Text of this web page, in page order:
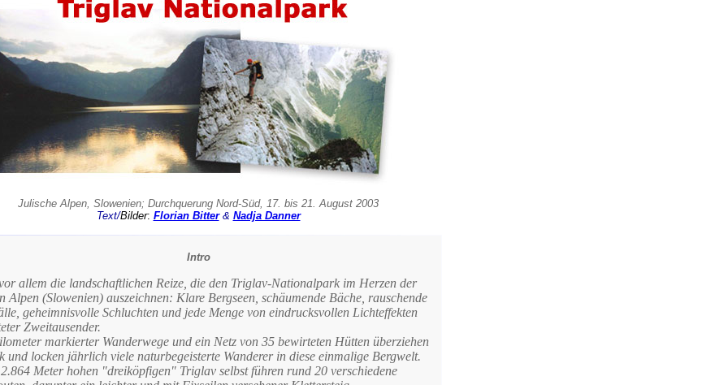
Julische Alpen, Slowenien; Durchquerung Nord-Süd, 17. bis 21. August 2003
Text/Bilder: Florian Bitter& Nadja Danner
Intro
allem die landschaftlichen Reize, die den Triglav-Nationalpark im Herzen der
Alpen (Slowenien) auszeichnen: Klare Bergseen, schäumende Bäche, rauschende
geheimnisvolle Schluchten und jede Menge von eindrucksvollen Lichteffekten
Zweitausender.
markierter Wanderwege und ein Netz von 35 bewirteten Hütten überziehen
und locken jährlich viele naturbegeisterte Wanderer in diese einmalige Bergwelt.
Meter hohen "dreiköpfigen" Triglav selbst führen rund 20 verschiedene